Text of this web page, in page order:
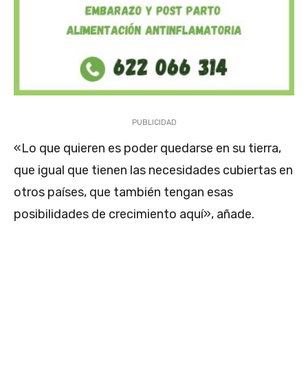
PUBLICIDAD
«Lo que quieren es poder quedarse en su tierra,
que igual que tienen las necesidades cubiertas en
otros países, que también tengan esas
posibilidades de crecimiento aquí», añade.